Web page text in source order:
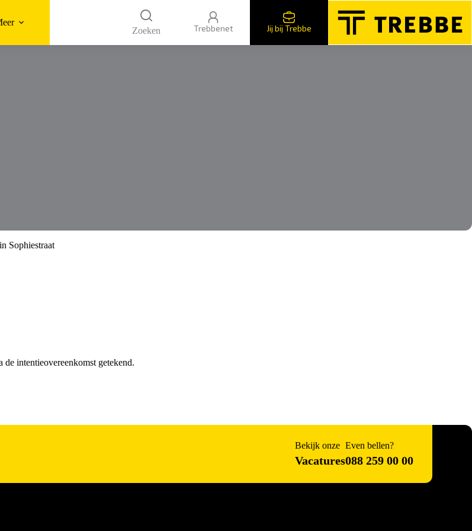
Zoeken
Trebbenet Jij bij Trebbe
Sophiestraat
intentieovereenkomst getekend.
Bekijk onze
Vacatures
Even bellen?
088 259 00 00